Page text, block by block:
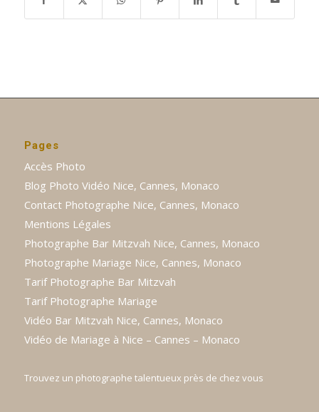
Pages
Accès Photo
Blog Photo Vidéo Nice, Cannes, Monaco
Contact Photographe Nice, Cannes, Monaco
Mentions Légales
Photographe Bar Mitzvah Nice, Cannes, Monaco
Photographe Mariage Nice, Cannes, Monaco
Tarif Photographe Bar Mitzvah
Tarif Photographe Mariage
Vidéo Bar Mitzvah Nice, Cannes, Monaco
Vidéo de Mariage à Nice – Cannes – Monaco
Trouvez un photographe talentueux près de chez vous